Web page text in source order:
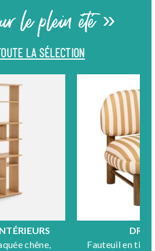
le plein été »
LA SÉLECTION
chêne,
Fauteuil en